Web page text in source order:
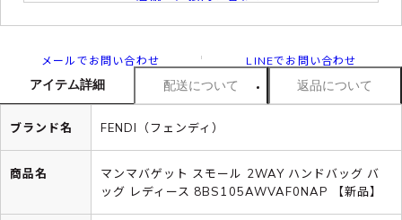
メールでお問い合わせ LINEでお問い合わせ
アイテム詳細 配送について 返品について
ブランド名 FENDI（フェンディ）
商品名
マンマバゲット スモール 2WAY ハンドバッグ バ
ッグ レディース 8BS105AWVAF0NAP 【新品】